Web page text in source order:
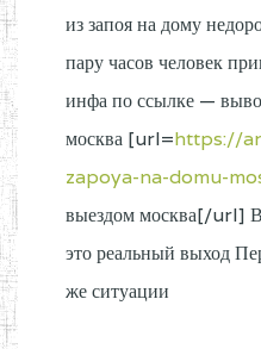
из запоя на дому
пару часов человек
инфа по ссылке —
москва [url=https://
zapoya-na-domu-
выездом москва[/url]
это реальный выход
же ситуации